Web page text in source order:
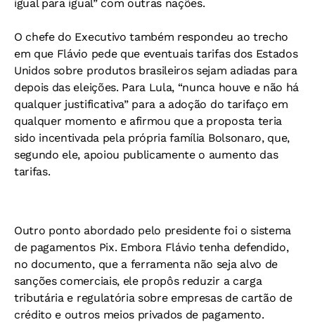
igual para igual” com outras nações.
O chefe do Executivo também respondeu ao trecho
em que Flávio pede que eventuais tarifas dos Estados
Unidos sobre produtos brasileiros sejam adiadas para
depois das eleições. Para Lula, “nunca houve e não há
qualquer justificativa” para a adoção do tarifaço em
qualquer momento e afirmou que a proposta teria
sido incentivada pela própria família Bolsonaro, que,
segundo ele, apoiou publicamente o aumento das
tarifas.
Outro ponto abordado pelo presidente foi o sistema
de pagamentos Pix. Embora Flávio tenha defendido,
no documento, que a ferramenta não seja alvo de
sanções comerciais, ele propôs reduzir a carga
tributária e regulatória sobre empresas de cartão de
crédito e outros meios privados de pagamento.